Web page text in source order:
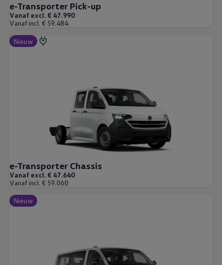
e-Transporter Pick-up
Vanaf excl. € 47.990
Vanaf incl. € 59.484
Nieuw
e-Transporter Chassis
Vanaf excl. € 47.640
Vanaf incl. € 59.060
Nieuw